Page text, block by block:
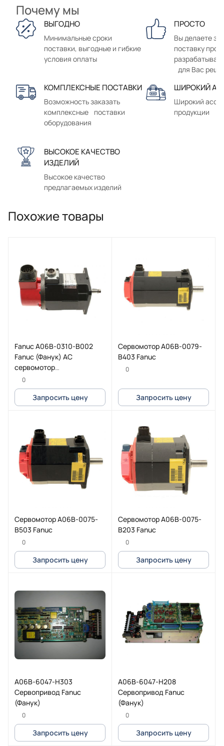
Почему мы
ВЫГОДНО
Минимальные сроки
поставки, выгодные и гибкие
условия оплаты
ПРОСТО
Вы делаете
поставку
для Вас
КОМПЛЕКСНЫЕ ПОСТАВКИ
Возможность заказать
комплексные поставки
оборудования
ШИРОКИЙ
Широкий
продукции
ВЫСОКОЕ КАЧЕСТВО
ИЗДЕЛИЙ
Высокое качество
предлагаемых изделий
Похожие товары
Fanuc A06B-0310-B002
Fanuc (Фанук) AC
сервомотор
(серводвигатель) 2-0S
2500P
0
Запросить цену
Cервомотор A06B-0079-
B403 Fanuc
0
Запросить цену
Cервомотор A06B-0075-
B503 Fanuc
0
Запросить цену
Cервомотор A06B-0075-
B203 Fanuc
0
Запросить цену
A06B-6047-H303
Сервопривод Fanuc
(Фанук)
0
Запросить цену
A06B-6047-H208
Сервопривод Fanuc
(Фанук)
0
Запросить цену